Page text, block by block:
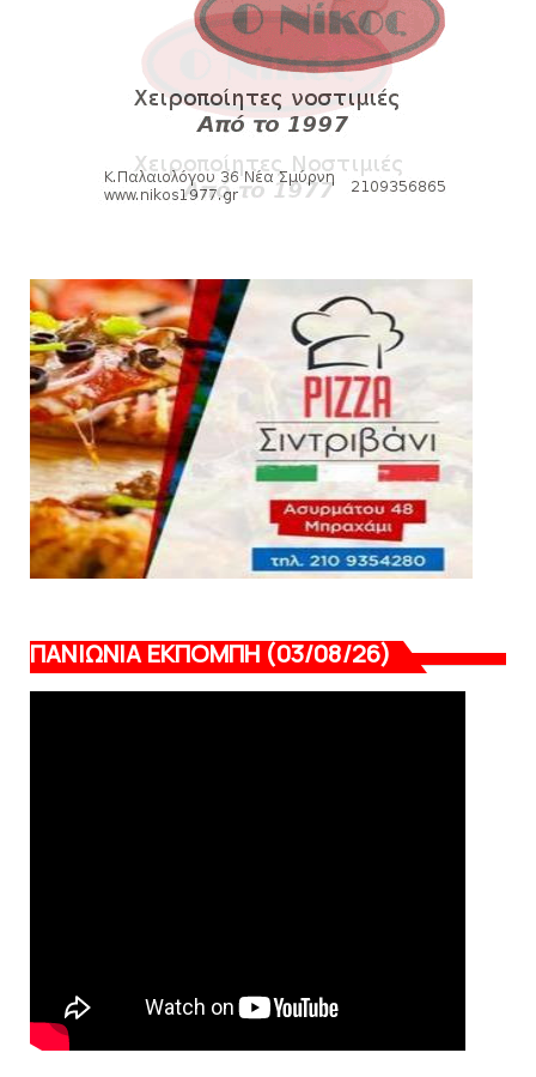
August 07, 2026
SLIDE
Κύπελλο: Την Τετάρτη 19 Αυγούστου το Νίκη
Βόλου - Πανιώνιος
HEADLINES
KARA TALKS
«Kara Talks» LIVE: Παρασκευή στις 21:00
August 06, 2026
ΠΑΝΙΩΝΙΑ ΕΚΠΟΜΠΗ (03/08/26)